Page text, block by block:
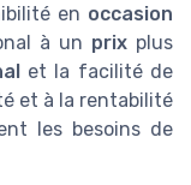
en occasion
à un prix plus
et la facilité de
et à la rentabilité
les besoins de